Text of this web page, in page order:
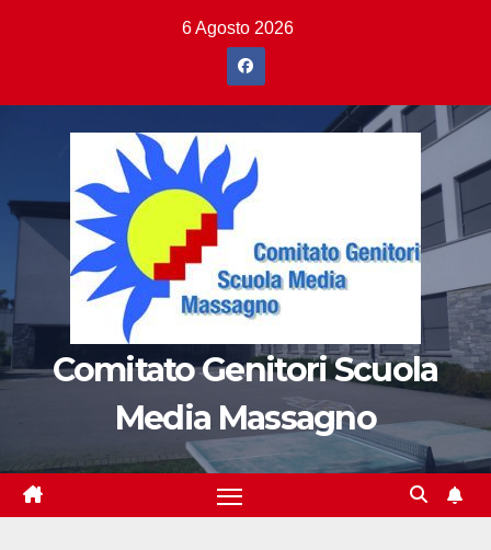
6 Agosto 2026
Comitato Genitori Scuola
Media Massagno